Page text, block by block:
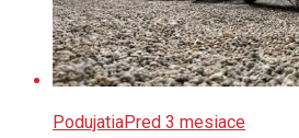
PodujatiaPred 3 mesiace